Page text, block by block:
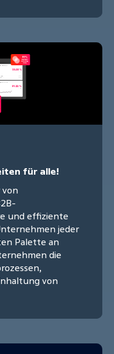
für alle!
und effiziente
jeder
Palette an
die
von